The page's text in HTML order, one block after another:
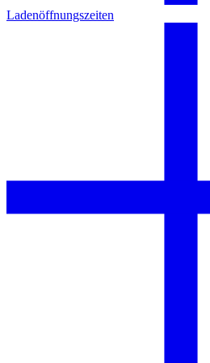
Ladenöffnungszeiten